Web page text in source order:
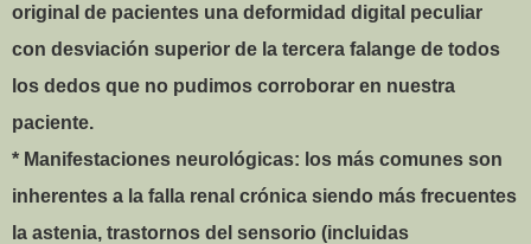
original de pacientes una deformidad digital peculiar
con desviación superior de la tercera falange de todos
los dedos que no pudimos corroborar en nuestra
paciente.
* Manifestaciones neurológicas: los más comunes son
inherentes a la falla renal crónica siendo más frecuentes
la astenia, trastornos del sensorio (incluidas